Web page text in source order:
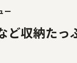
志)版
帯広(十勝)版
ー
ど収納たっ